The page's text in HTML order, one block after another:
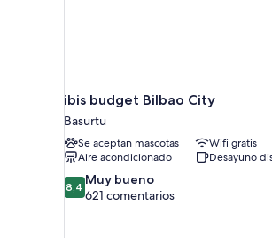
ibis budget Bilbao City
Basurtu
Se aceptan mascotas
Wifi gratis
Aire acondicionado
Desayuno
8.4
sobre
8,4 Muy bueno
621 comentarios